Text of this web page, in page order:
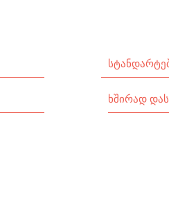
ხშირად